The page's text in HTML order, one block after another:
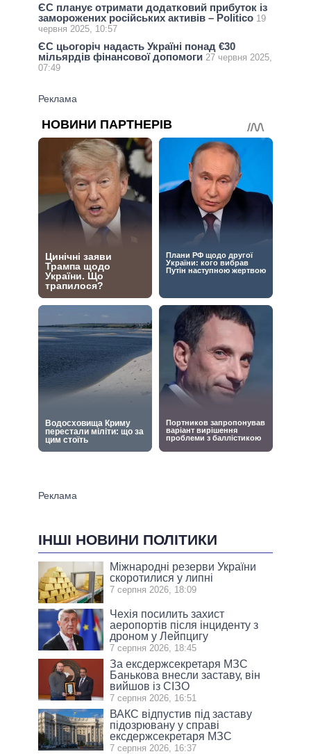
ЄС планує отримати додатковий прибуток із
заморожених російських активів – Politico 19
червня 2025, 10:57
ЄС цьогоріч надасть Україні понад €30
мільярдів фінансової допомоги 27 червня 2025,
07:49
ІНШІ НОВИНИ ПОЛІТИКИ
Міжнародні резерви України
скоротилися у липні
7 серпня 2026, 18:09
Чехія посилить захист
аеропортів після інциденту з
дроном у Лейпцигу
7 серпня 2026, 18:45
За ексдержсекретаря МЗС
Банькова внесли заставу, він
вийшов із СІЗО
7 серпня 2026, 16:51
ВАКС відпустив під заставу
підозрювану у справі
ексдержсекретаря МЗС
7 серпня 2026, 16:37